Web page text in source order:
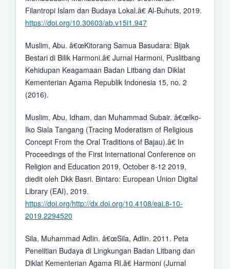
Filantropi Islam dan Budaya Lokal.â€ Al-Buhuts, 2019.
https://doi.org/10.30603/ab.v15i1.947
Muslim, Abu. â€œKitorang Samua Basudara: Bijak
Bestari di Bilik Harmoni.â€ Jurnal Harmoni, Puslitbang
Kehidupan Keagamaan Badan Litbang dan Diklat
Kementerian Agama Republik Indonesia 15, no. 2
(2016).
Muslim, Abu, Idham, dan Muhammad Subair. â€œIko-
Iko Siala Tangang (Tracing Moderatism of Religious
Concept From the Oral Traditions of Bajau).â€ In
Proceedings of the First International Conference on
Religion and Education 2019, October 8-12 2019,
diedit oleh Dkk Basri. Bintaro: European Union Digital
Library (EAI), 2019.
https://doi.org/http://dx.doi.org/10.4108/eai.8-10-
2019.2294520
Sila, Muhammad Adlin. â€œSila, Adlin. 2011. Peta
Penelitian Budaya di Lingkungan Badan Litbang dan
Diklat Kementerian Agama RI.â€ Harmoni (Jurnal